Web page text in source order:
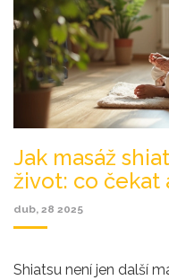
Jak masáž
život: co čekat
dub, 28 2025
Shiatsu není jen další